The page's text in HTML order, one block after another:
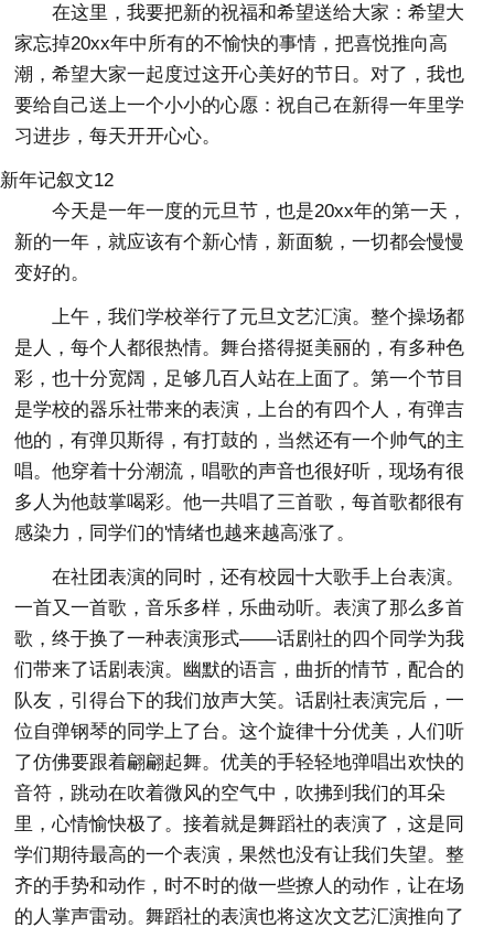
在这里，我要把新的祝福和希望送给大家：希望大
家忘掉20xx年中所有的不愉快的事情，把喜悦推向高
潮，希望大家一起度过这开心美好的节日。对了，我也
要给自己送上一个小小的心愿：祝自己在新得一年里学
习进步，每天开开心心。
新年记叙文12
今天是一年一度的元旦节，也是20xx年的第一天，
新的一年，就应该有个新心情，新面貌，一切都会慢慢
变好的。
上午，我们学校举行了元旦文艺汇演。整个操场都
是人，每个人都很热情。舞台搭得挺美丽的，有多种色
彩，也十分宽阔，足够几百人站在上面了。第一个节目
是学校的器乐社带来的表演，上台的有四个人，有弹吉
他的，有弹贝斯得，有打鼓的，当然还有一个帅气的主
唱。他穿着十分潮流，唱歌的声音也很好听，现场有很
多人为他鼓掌喝彩。他一共唱了三首歌，每首歌都很有
感染力，同学们的'情绪也越来越高涨了。
在社团表演的同时，还有校园十大歌手上台表演。
一首又一首歌，音乐多样，乐曲动听。表演了那么多首
歌，终于换了一种表演形式——话剧社的四个同学为我
们带来了话剧表演。幽默的语言，曲折的情节，配合的
队友，引得台下的我们放声大笑。话剧社表演完后，一
位自弹钢琴的同学上了台。这个旋律十分优美，人们听
了仿佛要跟着翩翩起舞。优美的手轻轻地弹唱出欢快的
音符，跳动在吹着微风的空气中，吹拂到我们的耳朵
里，心情愉快极了。接着就是舞蹈社的表演了，这是同
学们期待最高的一个表演，果然也没有让我们失望。整
齐的手势和动作，时不时的做一些撩人的动作，让在场
的人掌声雷动。舞蹈社的表演也将这次文艺汇演推向了